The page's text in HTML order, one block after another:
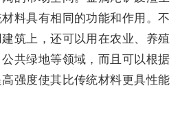
料具有相同的功能和作用。不
筑上，还可以用在农业、养殖
共绿地等领域，而且可以根据
强度使其比传统材料更具性能